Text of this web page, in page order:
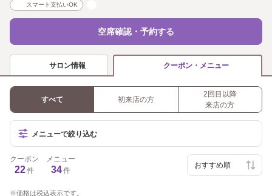
スマート支払いOK
空席確認・予約する
サロン情報 クーポン・メニュー
すべて 初来店の方
2回目以降
来店の方
メニューで絞り込む
クーポン
22件
メニュー
34件
価格は税込表示です。